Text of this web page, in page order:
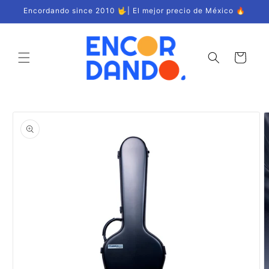
directamente
al contenido
Encordando since 2010 🤟| El mejor precio de México 🔥
Carrito
directamente
información